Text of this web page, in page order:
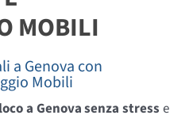
MOBILI
a Genova con
Mobili
a Genova senza stress e